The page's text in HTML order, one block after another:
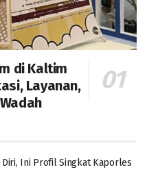
di Kaltim
Layanan,
Ini Profil Singkat Kaporles